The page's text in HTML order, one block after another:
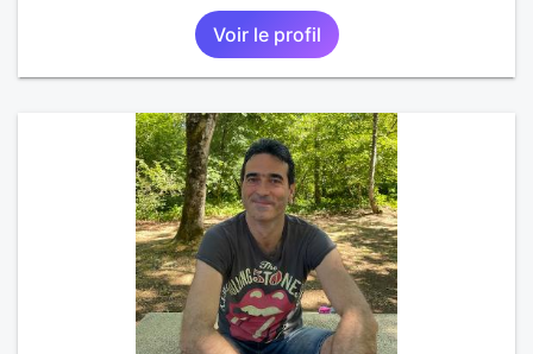
Voir le profil